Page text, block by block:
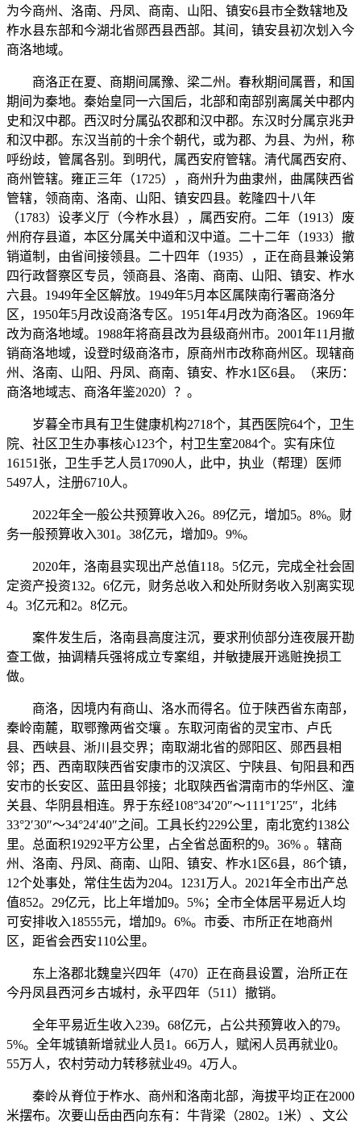
为今商州、洛南、丹凤、商南、山阳、镇安6县市全数辖地及
柞水县东部和今湖北省郧西县西部。其间，镇安县初次划入今
商洛地域。
商洛正在夏、商期间属豫、梁二州。春秋期间属晋，和国
期间为秦地。秦始皇同一六国后，北部和南部别离属关中郡内
史和汉中郡。西汉时分属弘农郡和汉中郡。东汉时分属京兆尹
和汉中郡。东汉当前的十余个朝代，或为郡、为县、为州，称
呼纷歧，管属各别。到明代，属西安府管辖。清代属西安府、
商州管辖。雍正三年（1725），商州升为曲隶州，曲属陕西省
管辖，领商南、洛南、山阳、镇安四县。乾隆四十八年
（1783）设孝义厅（今柞水县），属西安府。二年（1913）废
州府存县道，本区分属关中道和汉中道。二十二年（1933）撤
销道制，由省间接领县。二十四年（1935），正在商县兼设第
四行政督察区专员，领商县、洛南、商南、山阳、镇安、柞水
六县。1949年全区解放。1949年5月本区属陕南行署商洛分
区，1950年5月改设商洛专区。1951年4月改为商洛区。1969年
改为商洛地域。1988年将商县改为县级商州市。2001年11月撤
销商洛地域，设登时级商洛市，原商州市改称商州区。现辖商
州、洛南、山阳、丹凤、商南、镇安、柞水1区6县。（来历：
商洛地域志、商洛年鉴2020）？。
岁暮全市具有卫生健康机构2718个，其西医院64个，卫生
院、社区卫生办事核心123个，村卫生室2084个。实有床位
16151张，卫生手艺人员17090人，此中，执业（帮理）医师
5497人，注册6710人。
2022年全一般公共预算收入26。89亿元，增加5。8%。财
务一般预算收入301。38亿元，增加9。9%。
2020年，洛南县实现出产总值118。5亿元，完成全社会固
定资产投资132。6亿元，财务总收入和处所财务收入别离实现
4。3亿元和2。8亿元。
案件发生后，洛南县高度注沉，要求刑侦部分连夜展开勘
查工做，抽调精兵强将成立专案组，并敏捷展开逃赃挽损工
做。
商洛，因境内有商山、洛水而得名。位于陕西省东南部，
秦岭南麓，取鄂豫两省交壤 。东取河南省的灵宝市、卢氏
县、西峡县、淅川县交界；南取湖北省的郧阳区、郧西县相
邻；西、西南取陕西省安康市的汉滨区、宁陕县、旬阳县和西
安市的长安区、蓝田县邻接；北取陕西省渭南市的华州区、潼
关县、华阴县相连。界于东经108°34′20″～111°1′25″，北纬
33°2′30″～34°24′40″之间。工具长约229公里，南北宽约138公
里。总面积19292平方公里，占全省总面积的9。36% 。辖商
州、洛南、丹凤、商南、山阳、镇安、柞水1区6县，86个镇，
12个处事处，常住生齿为204。1231万人。2021年全市出产总
值852。29亿元，比上年增加9。5%；全市全体居平易近人均
可安排收入18555元，增加9。6%。市委、市所正在地商州
区，距省会西安110公里。
东上洛郡北魏皇兴四年（470）正在商县设置，治所正在
今丹凤县西河乡古城村，永平四年（511）撤销。
全年平易近生收入239。68亿元，占公共预算收入的79。
5%。全年城镇新增就业人员1。66万人，赋闲人员再就业0。
55万人，农村劳动力转移就业49。4万人。
秦岭从脊位于柞水、商州和洛南北部，海拔平均正在2000
米摆布。次要山岳由西向东有：牛背梁（2802。1米）、文公